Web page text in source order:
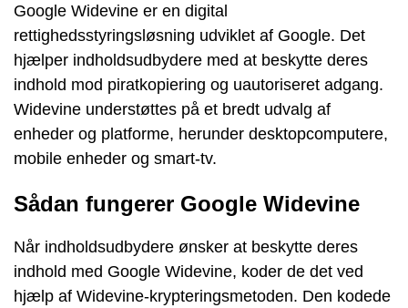
Google Widevine er en digital
rettighedsstyringsløsning udviklet af Google. Det
hjælper indholdsudbydere med at beskytte deres
indhold mod piratkopiering og uautoriseret adgang.
Widevine understøttes på et bredt udvalg af
enheder og platforme, herunder desktopcomputere,
mobile enheder og smart-tv.
Sådan fungerer Google Widevine
Når indholdsudbydere ønsker at beskytte deres
indhold med Google Widevine, koder de det ved
hjælp af Widevine-krypteringsmetoden. Den kodede